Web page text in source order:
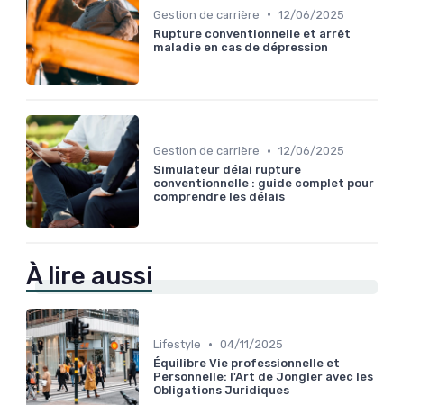
Gestion de carrière • 12/06/2025
Rupture conventionnelle et arrêt
maladie en cas de dépression
Gestion de carrière • 12/06/2025
Simulateur délai rupture
conventionnelle : guide complet pour
comprendre les délais
À lire aussi
Lifestyle • 04/11/2025
Équilibre Vie professionnelle et
Personnelle: l'Art de Jongler avec les
Obligations Juridiques